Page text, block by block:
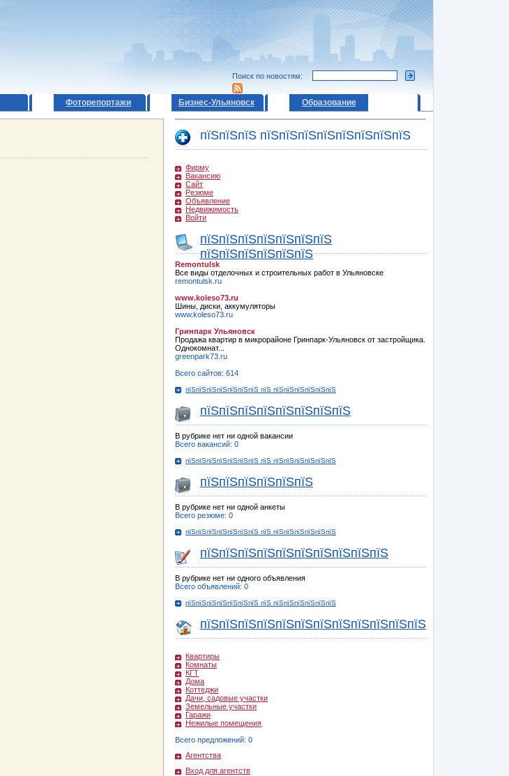
Поиск по новостям:
Фоторепортажи Бизнес-Ульяновск Образование
пїЅпїЅпїЅ пїЅпїЅпїЅпїЅпїЅпїЅпїЅпїЅ
Фирму
Вакансию
Сайт
Резюме
Объявление
Недвижимость
Войти
пїЅпїЅпїЅпїЅпїЅпїЅпїЅ
пїЅпїЅпїЅпїЅпїЅпїЅ
Remontulsk
Все виды отделочных и строительных работ в Ульяновске
remontulsk.ru
www.koleso73.ru
Шины, диски, аккумуляторы
www.koleso73.ru
Гринпарк Ульяновск
Продажа квартир в микрорайоне Гринпарк-Ульяновск от застройщика.
Однокомнат...
greenpark73.ru
Всего сайтов: 614
пїЅпїЅпїЅпїЅпїЅпїЅпїЅ пїЅ пїЅпїЅпїЅпїЅпїЅпїЅ
пїЅпїЅпїЅпїЅпїЅпїЅпїЅпїЅ
В рубрике нет ни одной вакансии
Всего вакансий: 0
пїЅпїЅпїЅпїЅпїЅпїЅпїЅ пїЅ пїЅпїЅпїЅпїЅпїЅпїЅ
пїЅпїЅпїЅпїЅпїЅпїЅ
В рубрике нет ни одной анкеты
Всего резюме: 0
пїЅпїЅпїЅпїЅпїЅпїЅпїЅ пїЅ пїЅпїЅпїЅпїЅпїЅпїЅ
пїЅпїЅпїЅпїЅпїЅпїЅпїЅпїЅпїЅпїЅ
В рубрике нет ни одного объявления
Всего объявлений: 0
пїЅпїЅпїЅпїЅпїЅпїЅпїЅ пїЅ пїЅпїЅпїЅпїЅпїЅпїЅ
пїЅпїЅпїЅпїЅпїЅпїЅпїЅпїЅпїЅпїЅпїЅпїЅ
Квартиры
Комнаты
КГТ
Дома
Коттеджи
Дачи, садовые участки
Земельные участки
Гаражи
Нежилые помещения
Всего предложений: 0
Агентства
Вход для агентств